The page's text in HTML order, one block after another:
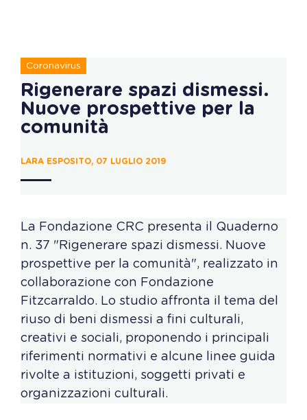
Coronavirus
Rigenerare spazi dismessi.
Nuove prospettive per la
comunità
LARA ESPOSITO, 07 LUGLIO 2019
La Fondazione CRC presenta il Quaderno
n. 37 "Rigenerare spazi dismessi. Nuove
prospettive per la comunità", realizzato in
collaborazione con Fondazione
Fitzcarraldo. Lo studio affronta il tema del
riuso di beni dismessi a fini culturali,
creativi e sociali, proponendo i principali
riferimenti normativi e alcune linee guida
rivolte a istituzioni, soggetti privati e
organizzazioni culturali.